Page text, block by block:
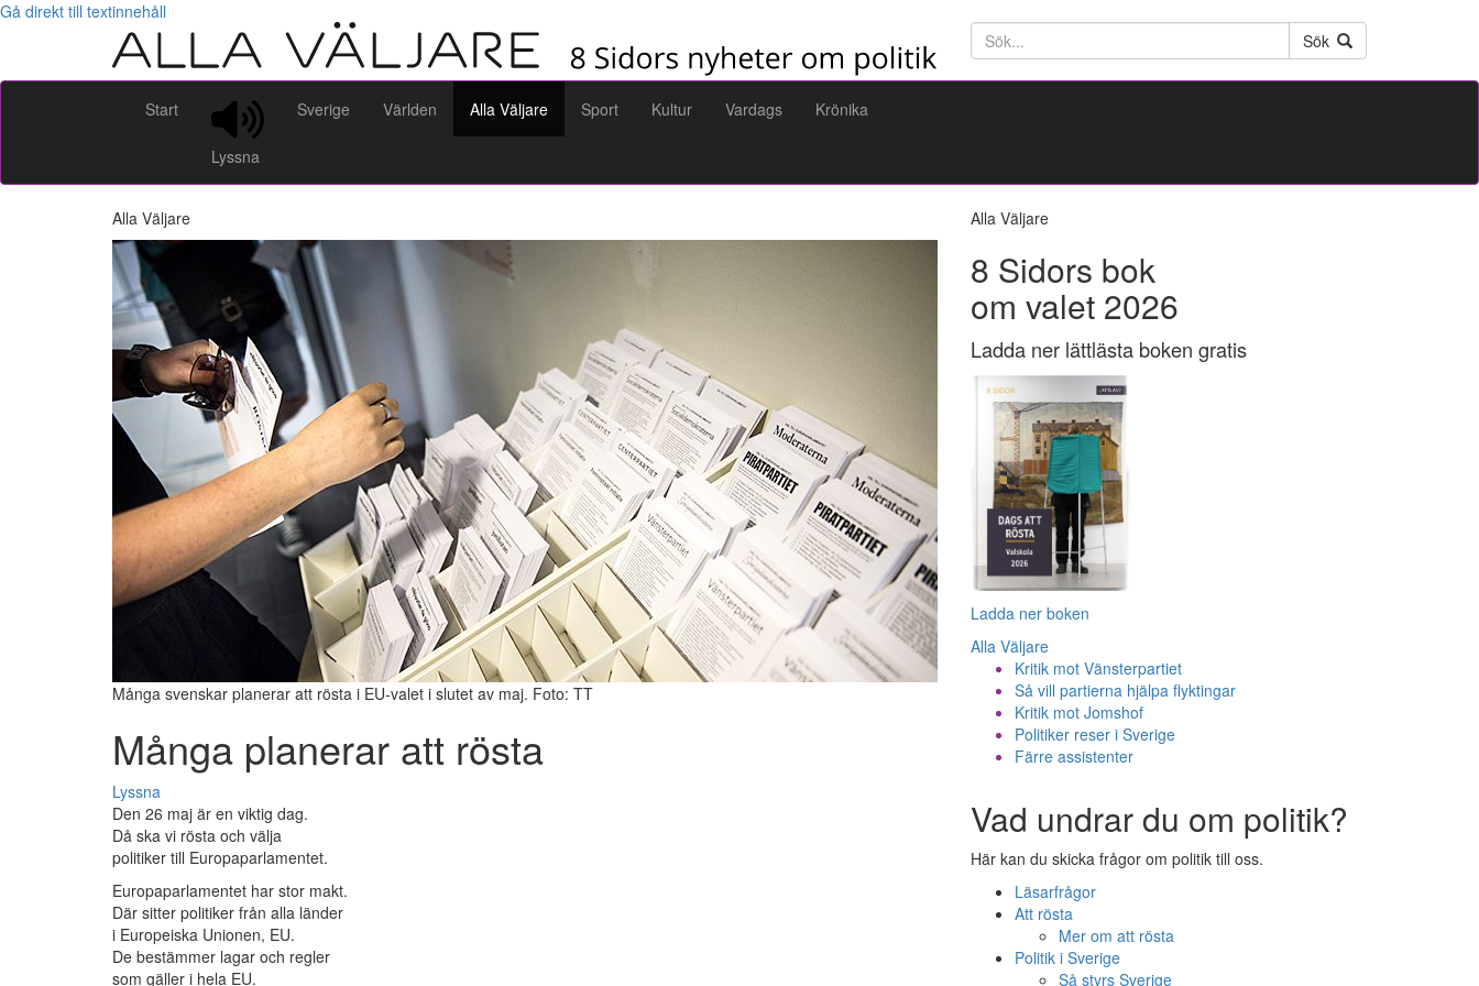
Gå direkt till textinnehåll
Söktext
Sök
Start
Lyssna
Sverige Världen Alla Väljare Sport Kultur Vardags Krönika
Alla Väljare
Många svenskar planerar att rösta i EU-valet i slutet av maj. Foto: TT
Många planerar att rösta
Lyssna
Den 26 maj är en viktig dag.
Då ska vi rösta och välja
politiker till Europaparlamentet.
Europaparlamentet har stor makt.
Där sitter politiker från alla länder
i Europeiska Unionen, EU.
De bestämmer lagar och regler
som gäller i hela EU.
Alla Väljare
8 Sidors bok
om valet 2026
Ladda ner lättlästa boken gratis
Ladda ner boken
Alla Väljare
Kritik mot Vänsterpartiet
Så vill partierna hjälpa flyktingar
Kritik mot Jomshof
Politiker reser i Sverige
Färre assistenter
Vad undrar du om politik?
Här kan du skicka frågor om politik till oss.
Läsarfrågor
Att rösta
Mer om att rösta
Politik i Sverige
Så styrs Sverige